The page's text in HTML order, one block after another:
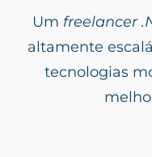
Um freelancer
altamente
tecnologias